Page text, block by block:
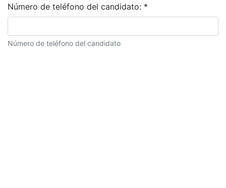
Número de teléfono del candidato: *
Número de teléfono del candidato